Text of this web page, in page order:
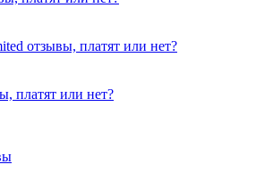
отзывы, платят или нет?
платят или нет?